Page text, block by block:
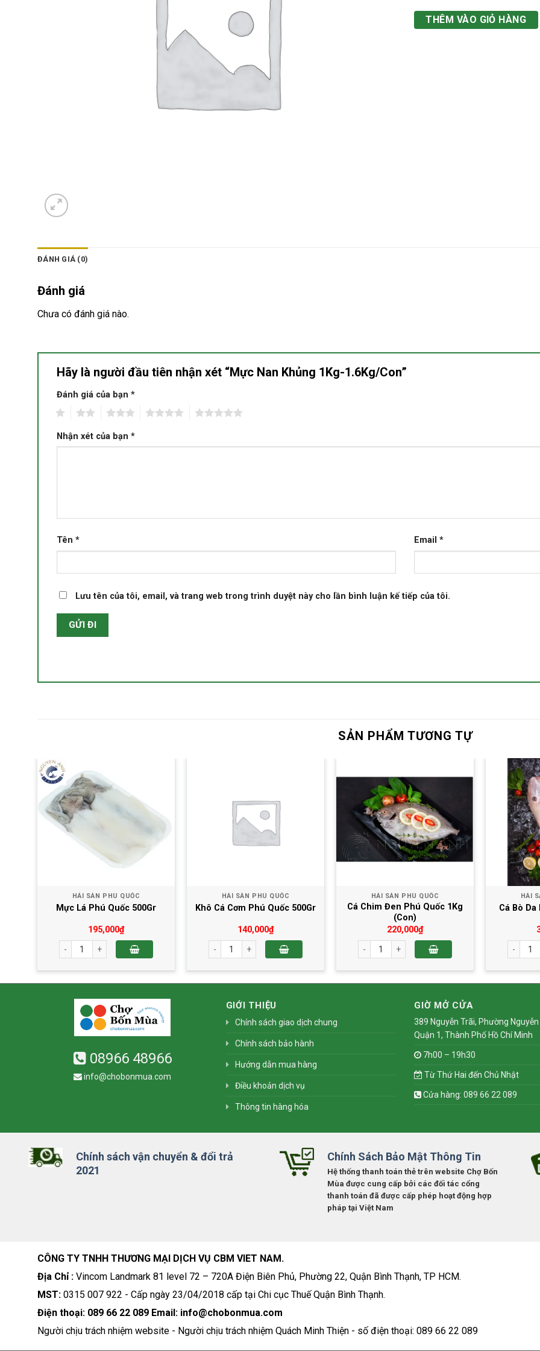
THÊM VÀO GIỎ HÀNG
ĐÁNH GIÁ (0)
Đánh giá
Chưa có đánh giá nào.
Hãy là người đầu tiên nhận xét “Mực Nan Khủng 1Kg-1.6Kg/Con”
Đánh giá của bạn *
Nhận xét của bạn *
Tên * Email *
Lưu tên của tôi, email, và trang web trong trình duyệt này cho lần bình luận kế tiếp của tôi.
SẢN PHẨM TƯƠNG TỰ
HẢI SẢN PHÚ QUỐC
Mực Lá Phú Quốc 500Gr
195,000₫
Mực Lá Phú Quốc 500Gr số lượng
HẢI SẢN PHÚ QUỐC
Khô Cá Cơm Phú Quốc 500Gr
140,000₫
Khô Cá Cơm Phú Quốc 500Gr số lượng
HẢI SẢN PHÚ QUỐC
Cá Chim Đen Phú Quốc 1Kg
(Con)
220,000₫
Cá Chim Đen Phú Quốc 1Kg (Con) số lượng
HẢI
Cá Bò
Cá Bò
08966 48966
info@chobonmua.com
GIỚI THIỆU
Chính sách giao dịch chung
Chính sách bảo hành
Hướng dẫn mua hàng
Điều khoản dịch vụ
Thông tin hàng hóa
GIỜ MỞ CỬA
389 Nguyễn Trãi, Phường
Quận 1, Thành Phố Hồ Chí Minh
7h00 – 19h30
Từ Thứ Hai đến Chủ Nhật
Cửa hàng: 089 66 22 089
Chính sách vận chuyển & đổi trả
2021
Chính Sách Bảo Mật Thông Tin
Hệ thống thanh toán thẻ trên website Chợ Bốn
Mùa được cung cấp bởi các đối tác cổng
thanh toán đã được cấp phép hoạt động hợp
pháp tại Việt Nam
CÔNG TY TNHH THƯƠNG MẠI DỊCH VỤ CBM VIET NAM.
Địa Chỉ : Vincom Landmark 81 level 72 – 720A Điện Biên Phủ, Phường 22, Quận Bình Thạnh, TP HCM.
MST: 0315 007 922 - Cấp ngày 23/04/2018 cấp tại Chi cục Thuế Quận Bình Thạnh.
Điện thoại: 089 66 22 089 Email: info@chobonmua.com
Người chịu trách nhiệm website - Người chịu trách nhiệm Quách Minh Thiện - số điện thoại: 089 66 22 089